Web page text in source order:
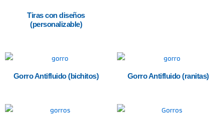
Tiras con diseños
(personalizable)
Gorro Antifluido (bichitos) Gorro Antifluido (ranitas)